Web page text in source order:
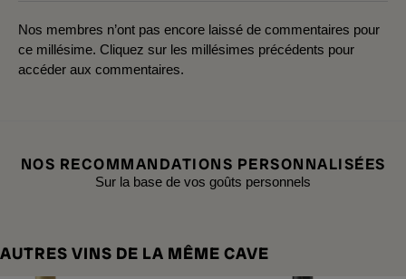
Nos membres n’ont pas encore laissé de commentaires pour
ce millésime. Cliquez sur les millésimes précédents pour
accéder aux commentaires.
NOS RECOMMANDATIONS PERSONNALISÉES
Sur la base de vos goûts personnels
AUTRES VINS DE LA MÊME CAVE